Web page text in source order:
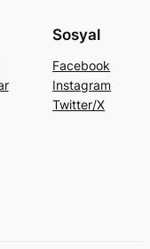
Sosyal
Facebook
Instagram
Twitter/X